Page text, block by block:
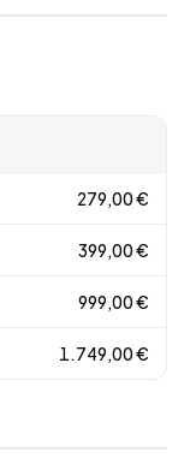
279,00€
399,00€
999,00€
1.749,00€